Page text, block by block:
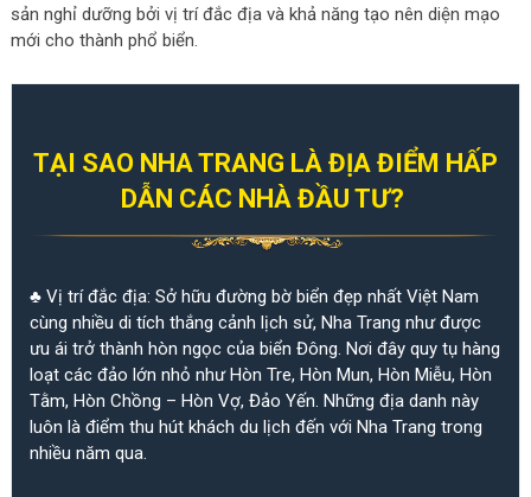
sản nghỉ dưỡng bởi vị trí đắc địa và khả năng tạo nên diện mạo
mới cho thành phổ biển.
TẠI SAO NHA TRANG LÀ ĐỊA ĐIỂM HẤP
DẪN CÁC NHÀ ĐẦU TƯ?
♣ Vị trí đắc địa: Sở hữu đường bờ biển đẹp nhất Việt Nam
cùng nhiều di tích thắng cảnh lịch sử, Nha Trang như được
ưu ái trở thành hòn ngọc của biển Đông. Nơi đây quy tụ hàng
loạt các đảo lớn nhỏ như Hòn Tre, Hòn Mun, Hòn Miễu, Hòn
Tằm, Hòn Chồng – Hòn Vợ, Đảo Yến. Những địa danh này
luôn là điểm thu hút khách du lịch đến với Nha Trang trong
nhiều năm qua.